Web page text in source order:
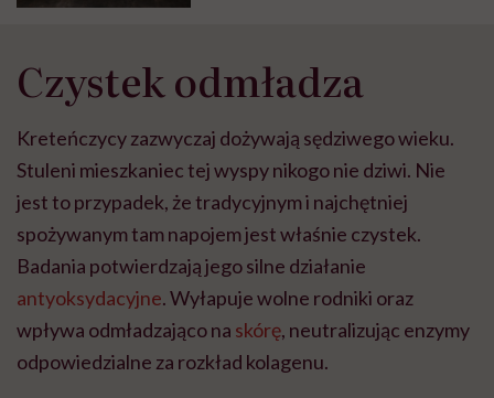
Czystek odmładza
Kreteńczycy zazwyczaj dożywają sędziwego wieku.
Stuleni mieszkaniec tej wyspy nikogo nie dziwi. Nie
jest to przypadek, że tradycyjnym i najchętniej
spożywanym tam napojem jest właśnie czystek.
Badania potwierdzają jego silne działanie
antyoksydacyjne. Wyłapuje wolne rodniki oraz
wpływa odmładzająco na skórę, neutralizując enzymy
odpowiedzialne za rozkład kolagenu.